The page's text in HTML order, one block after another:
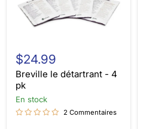
le
détartrant
4
pk
$24.99
Breville le détartrant - 4
pk
en stock
2 Commentaires